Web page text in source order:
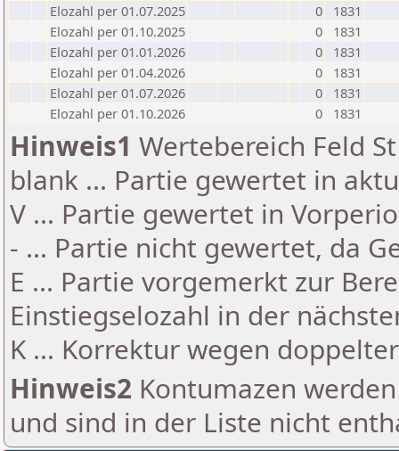
Elozahl per 01.07.2025
0
1831
Elozahl per 01.10.2025
0
1831
Elozahl per 01.01.2026
0
1831
Elozahl per 01.04.2026
0
1831
Elozahl per 01.07.2026
0
1831
Elozahl per 01.10.2026
0 1831
Hinweis1 Wertebereich Feld
blank ... Partie gewertet in
V ... Partie gewertet in
- ... Partie nicht gewertet, da
E ... Partie vorgemerkt zur
Einstiegselozahl in der
K ... Korrektur wegen
Hinweis2 Kontumazen
und sind in der Liste nicht